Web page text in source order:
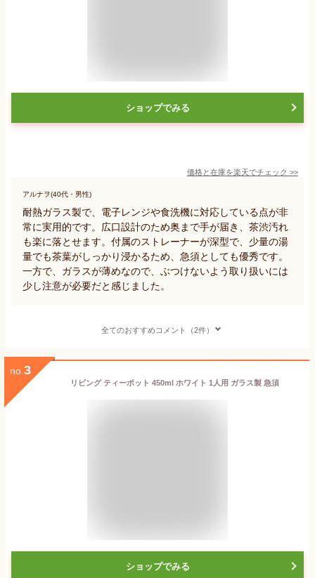
ショップでみる
価格と在庫を楽天でチェック >>
アルナヲ(40代・男性)
耐熱ガラス製で、電子レンジや食洗機に対応している点が非
常に実用的です。広口設計のため奥まで手が届き、茶渋汚れ
も楽に落とせます。付属のストレーナーが深型で、少量の湯
量でも茶葉がしっかり浸かるため、急須としても優秀です。
一方で、ガラスが薄めなので、ぶつけないよう取り扱いには
少し注意が必要だと感じました。
全てのおすすめコメント（2件）
no. 3
リビング ティーポット 450ml ホワイト 1人用 ガラス製 急須
ショップでみる